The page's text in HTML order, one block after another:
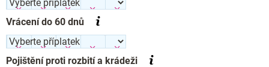
Vrácení do 60 dnů
Pojištění proti rozbití a krádeži